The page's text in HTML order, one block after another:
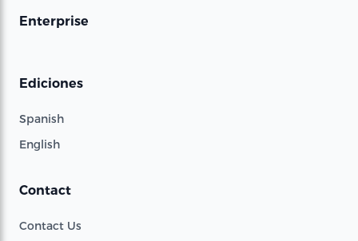
Enterprise
Ediciones
Spanish
English
Contact
Contact Us